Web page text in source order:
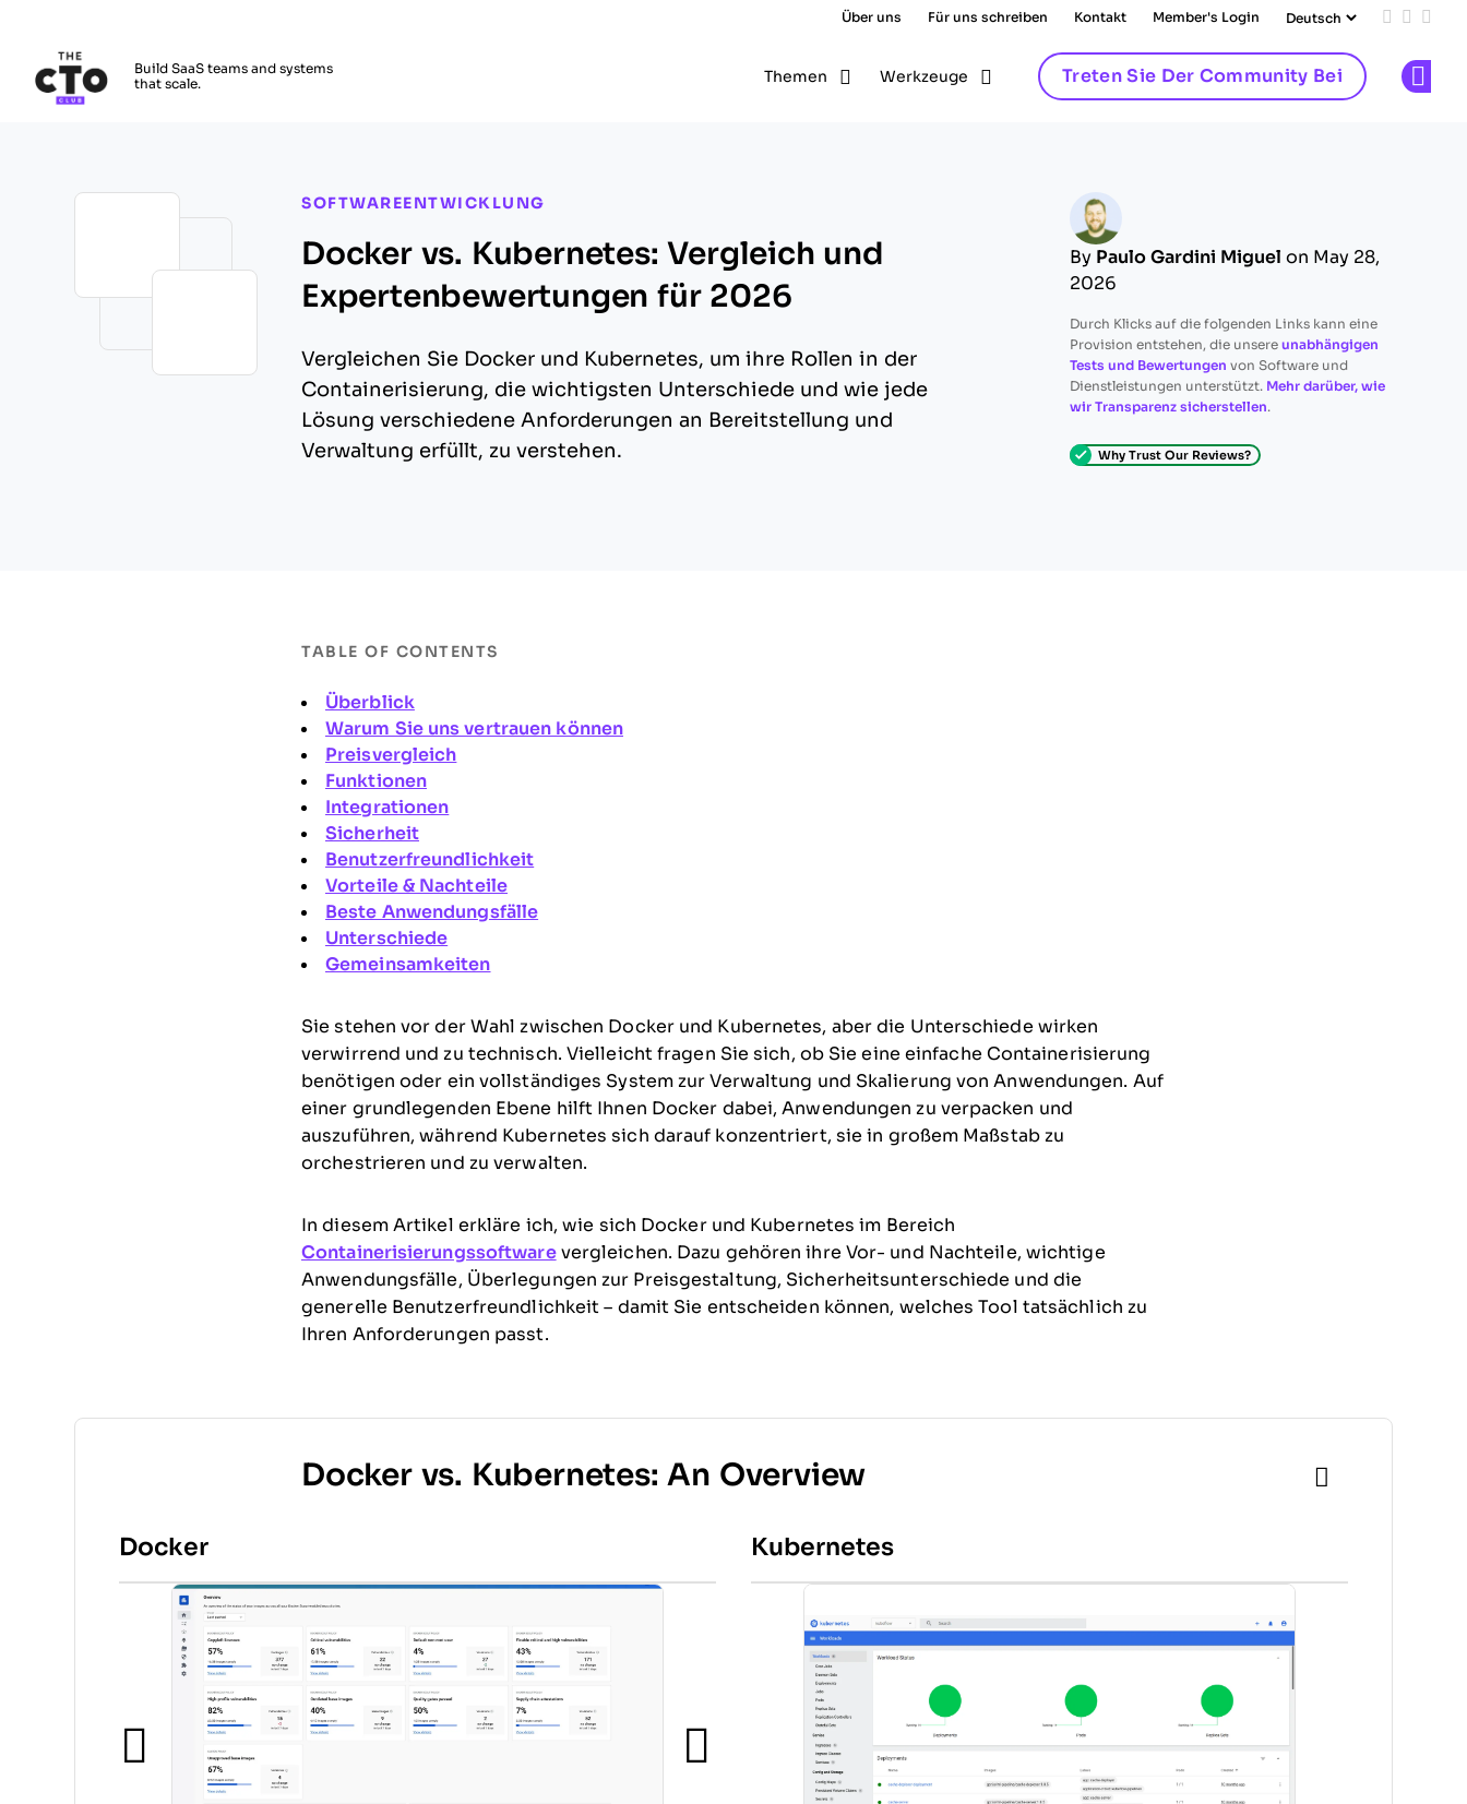
Über uns Für uns schreiben Kontakt Member's Login Add us
Follow
Build SaaS teams and systems
that scale.
Themen Werkzeuge Treten Sie Der Community Bei
SOFTWAREENTWICKLUNG
Docker vs. Kubernetes: Vergleich und
Expertenbewertungen für 2026
Vergleichen Sie Docker und Kubernetes, um ihre Rollen in der
Containerisierung, die wichtigsten Unterschiede und wie jede
Lösung verschiedene Anforderungen an Bereitstellung und
Verwaltung erfüllt, zu verstehen.
By Paulo Gardini Miguel on May 28,
2026
Durch Klicks auf die folgenden Links kann eine
Provision entstehen, die unsere unabhängigen
Tests und Bewertungen von Software und
Dienstleistungen unterstützt. Mehr darüber, wie
wir Transparenz sicherstellen.
Why Trust Our Reviews?
TABLE OF CONTENTS
Überblick
Warum Sie uns vertrauen können
Preisvergleich
Funktionen
Integrationen
Sicherheit
Benutzerfreundlichkeit
Vorteile & Nachteile
Beste Anwendungsfälle
Unterschiede
Gemeinsamkeiten
Sie stehen vor der Wahl zwischen Docker und Kubernetes, aber die Unterschiede wirken
verwirrend und zu technisch. Vielleicht fragen Sie sich, ob Sie eine einfache Containerisierung
benötigen oder ein vollständiges System zur Verwaltung und Skalierung von Anwendungen. Auf
einer grundlegenden Ebene hilft Ihnen Docker dabei, Anwendungen zu verpacken und
auszuführen, während Kubernetes sich darauf konzentriert, sie in großem Maßstab zu
orchestrieren und zu verwalten.
In diesem Artikel erkläre ich, wie sich Docker und Kubernetes im Bereich
Containerisierungssoftwarevergleichen. Dazu gehören ihre Vor- und Nachteile, wichtige
Anwendungsfälle, Überlegungen zur Preisgestaltung, Sicherheitsunterschiede und die
generelle Benutzerfreundlichkeit – damit Sie entscheiden können, welches Tool tatsächlich zu
Ihren Anforderungen passt.
Docker vs. Kubernetes: An Overview
Docker Kubernetes